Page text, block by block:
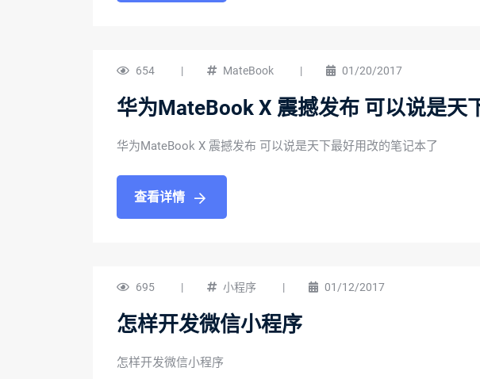
654 | MateBook | 01/20/2017
华为MateBook X 震撼发布 可以说是天
华为MateBook X 震撼发布 可以说是天下最好用改的笔记本了
查看详情
695 | 小程序 | 01/12/2017
怎样开发微信小程序
怎样开发微信小程序